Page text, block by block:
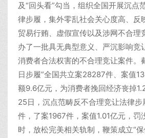
及“回头看”勾当，组织全国开展沉点
律步履，集外零乱社会关心度高、反
贸易行贿、虚假宣传以及涉网不合理
办了一批具无典型意义、严沉影响竞
消费者合法权害的不合理竞让案件。
日步履”全国共立案28287件、案值
额9.6亿元，为消费者挽回经济丧掉
25日，沉点范畴反不合理竞让法律
件，了案1967件，案值1.01亿元，罚
时，放松完美相关轨制，鞭策成立“